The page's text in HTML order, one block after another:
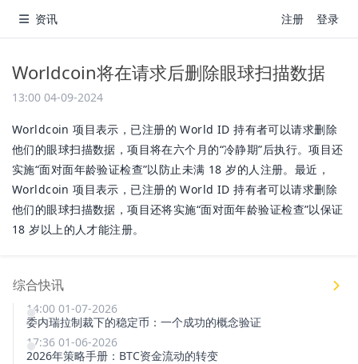
资讯 注册 登录
Worldcoin将在请求后删除眼球扫描数据
13:00 04-09-2024
Worldcoin 项目表示，已注册的 World ID 持有者可以请求删除
他们的眼球扫描数据，项目将在六个月的“冷静期”后执行。项目还
实施“面对面年龄验证检查”以防止未满 18 岁的人注册。最近，
Worldcoin 项目表示，已注册的 World ID 持有者可以请求删除
他们的眼球扫描数据，项目还将实施“面对面年龄验证检查”以保证
18 岁以上的人才能注册。
综合快讯
14:00 01-07-2026
委内瑞拉制裁下的稳定币：一个成功的概念验证
17:36 01-06-2026
2026年策略手册：BTC资金流动的转变